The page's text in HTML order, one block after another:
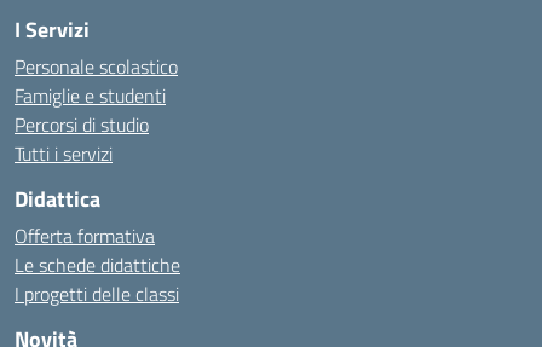
I Servizi
Personale scolastico
Famiglie e studenti
Percorsi di studio
Tutti i servizi
Didattica
Offerta formativa
Le schede didattiche
I progetti delle classi
Novità